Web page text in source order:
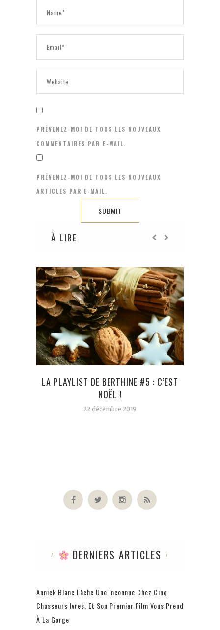
PRÉVENEZ-MOI DE TOUS LES NOUVEAUX
COMMENTAIRES PAR E-MAIL.
PRÉVENEZ-MOI DE TOUS LES NOUVEAUX
ARTICLES PAR E-MAIL.
À LIRE
LA PLAYLIST DE BERTHINE #5 : C’EST
NOËL !
22 décembre 2019
DERNIERS ARTICLES
Annick Blanc Lâche Une Inconnue Chez Cinq
Chasseurs Ivres, Et Son Premier Film Vous Prend
À La Gorge